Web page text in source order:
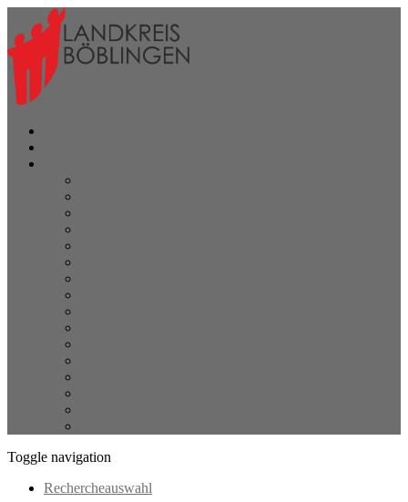
Toggle navigation
Rechercheauswahl